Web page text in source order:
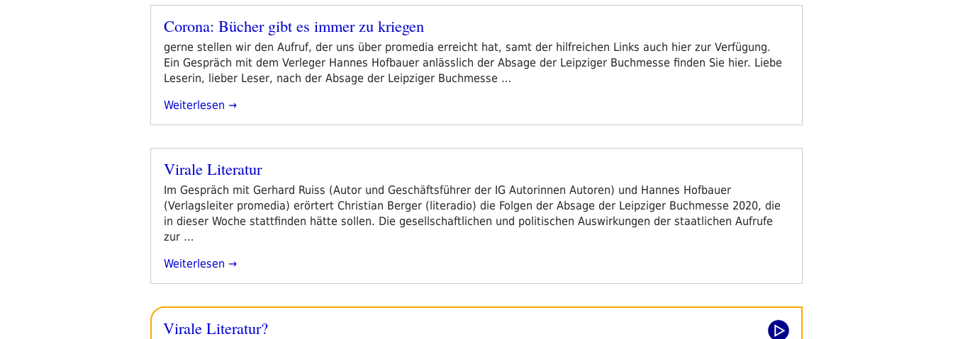
Eines
Märtyrers“
Veröffentlicht
Corona: Bücher gibt es immer zu kriegen
gerne stellen wir den Aufruf, der uns über promedia erreicht hat, samt der hilfreichen Links auch hier zur Verfügung.
Ein Gespräch mit dem Verleger Hannes Hofbauer anlässlich der Absage der Leipziger Buchmesse finden Sie hier. Liebe
Leserin, lieber Leser, nach der Absage der Leipziger Buchmesse …
„Corona:
Es
Immer
Kriegen“
Weiterlesen
Veröffentlicht
Virale Literatur
Im Gespräch mit Gerhard Ruiss (Autor und Geschäftsführer der IG Autorinnen Autoren) und Hannes Hofbauer
(Verlagsleiter promedia) erörtert Christian Berger (literadio) die Folgen der Absage der Leipziger Buchmesse 2020, die
in dieser Woche stattfinden hätte sollen. Die gesellschaftlichen und politischen Auswirkungen der staatlichen Aufrufe
zur …
„Virale
Weiterlesen
Virale Literatur?